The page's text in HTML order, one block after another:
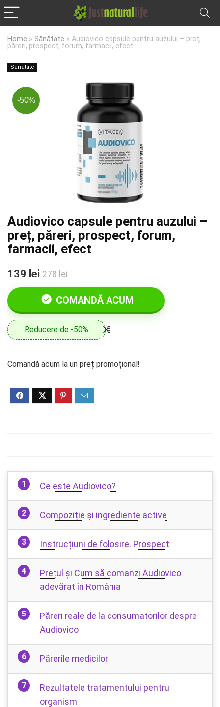
Home » Sănătate » Audiovico capsule pentru auzului – preț,
păreri, prospect, forum, farmacii, efect
Sănătate
-50%
Audiovico capsule pentru auzului –
preț, păreri, prospect, forum,
farmacii, efect
139 lei 278 lei
COMANDĂ ACUM
Reducere de -50%
Comandă acum la un preț promoțional!
Ce este Audiovico?
Compoziție și ingrediente active
Instrucțiuni de folosire. Prospect
Prețul și Cum să comanzi Audiovico
adevărat în România
Păreri reale de la consumatorilor despre
Audiovico
Părerile medicilor
Rezultatele tratamentului pentru
organism